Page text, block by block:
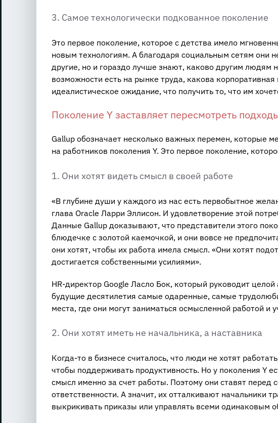
3. Самое технологически подкованное поколение
Это первое поколение, которое с детства имело
новым технологиям. А благодаря социальным сетям они
другие, но и гораздо лучше знают, каково другим людям
возможности есть на рынке труда, какова
идеалистическое ожидание, что получить то, что им
Поколение Y заставляет пересмотреть
Gallup обозначает несколько важных перемен, которые
на работников поколения Y. Это первое поколение,
1. Они хотят видеть смысл в своей работе
«В глубине души у каждого из нас есть первобытное
глава Oracle Ларри Эллисон. И удовлетворение этой
Данные Gallup доказывают, что представители этого
блюдечке с золотой каемочкой, и они вовсе не
они хотят, чтобы их работа имела смысл. «Они хотят
достигается собственными усилиями».
HR-директор Google Ласло Бок, который руководит
будущие десятилетия самые одаренные, самые
места, где они могут заниматься осмысленной работой и
2. Они хотят иметь не начальника, а наставника
Когда-то в бизнесе считалось, что люди не хотят
чтобы поддерживать продуктивность. Но у поколения Y
смысл именно за счет работы. Поэтому они ставят перед
ответственности. А значит, их отталкивают начальники
выкрикивать приказы или управлять всеми одинаковым